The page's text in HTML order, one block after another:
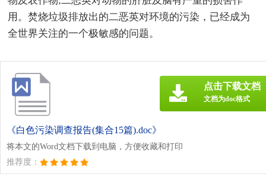
用。焚烧垃圾排放出的二恶英对环境的污染，已经成为
全世界关注的一个极敏感的问题。
《白色污染调查报告(集合15篇).doc》
将本文的Word文档下载到电脑，方便收藏和打印
推荐度：
点击下载文档
文档为doc格式